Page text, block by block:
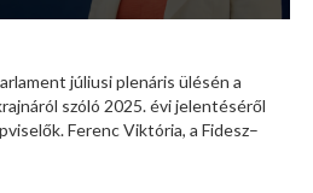
júliusi plenáris ülésén a
szóló 2025. évi jelentéséről
Ferenc Viktória, a Fidesz–